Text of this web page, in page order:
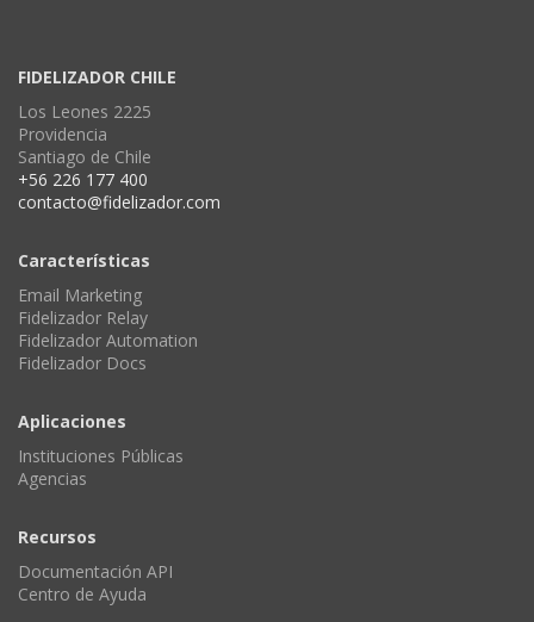
FIDELIZADOR CHILE
Los Leones 2225
Providencia
Santiago de Chile
+56 226 177 400
contacto@fidelizador.com
Características
Email Marketing
Fidelizador Relay
Fidelizador Automation
Fidelizador Docs
Aplicaciones
Instituciones Públicas
Agencias
Recursos
Documentación API
Centro de Ayuda